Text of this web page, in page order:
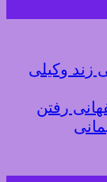
زند وکیلی
رفتن